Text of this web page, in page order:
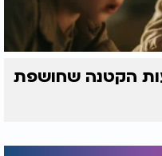
הקטנה שחושפת